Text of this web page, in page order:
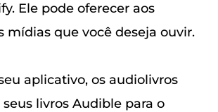
Ele pode oferecer aos
mídias que você deseja ouvir.
aplicativo, os audiolivros
livros Audible para o